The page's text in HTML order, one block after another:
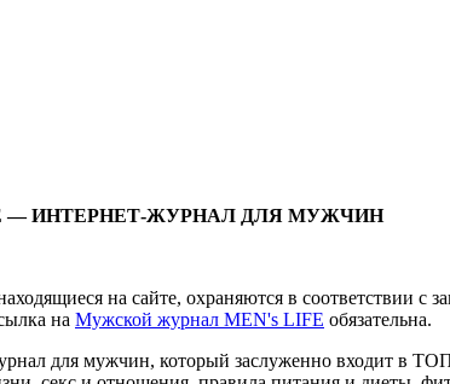
— ИНТЕРНЕТ-ЖУРНАЛ ДЛЯ МУЖЧИН
на сайте, охраняются в соответствии
на Мужской журнал MEN's LIFE обязательна.
для мужчин, который заслуженно входит в